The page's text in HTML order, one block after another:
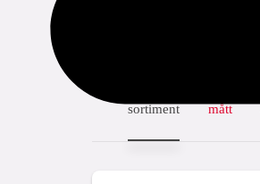
sortiment mått